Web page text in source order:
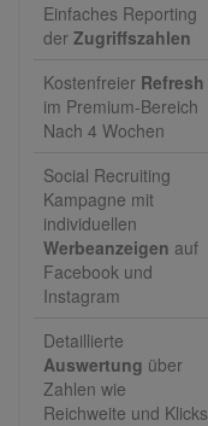
Einfaches Reporting
der Zugriffszahlen
Kostenfreier Refresh
im Premium-Bereich
Nach 4 Wochen
Social Recruiting
Kampagne mit
individuellen
Werbeanzeigen auf
Facebook und
Instagram
Detaillierte
Auswertung über
Zahlen wie
Reichweite und Klicks